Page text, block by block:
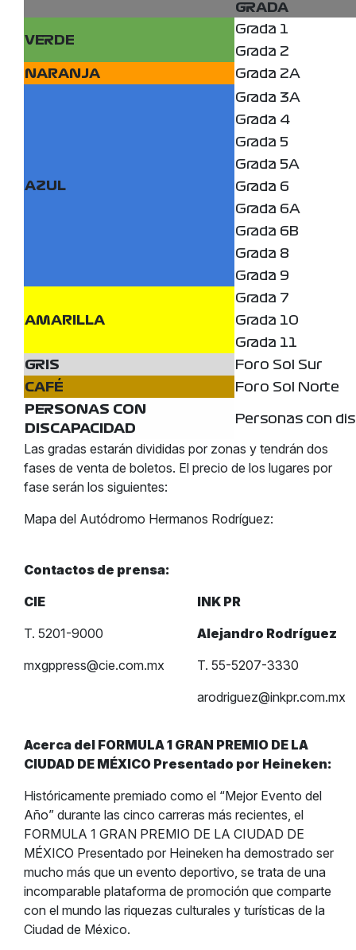
GRADA
VERDE
Grada 1
Grada 2
NARANJA
Grada 2A
AZUL
Grada 3A
Grada 4
Grada 5
Grada 5A
Grada 6
Grada 6A
Grada 6B
Grada 8
Grada 9
AMARILLA
Grada 7
Grada 10
Grada 11
GRIS
Foro Sol Sur
CAFÉ
Foro Sol Norte
PERSONAS CON
DISCAPACIDAD
Personas con
Las gradas estarán divididas por zonas y tendrán dos
fases de venta de boletos. El precio de los lugares por
fase serán los siguientes:
Mapa del Autódromo Hermanos Rodríguez:
Contactos de prensa:
CIE
T. 5201-9000
mxgppress@cie.com.mx
INK PR
Alejandro Rodríguez
T. 55-5207-3330
arodriguez@inkpr.com.mx
Acerca del FORMULA 1 GRAN PREMIO DE LA
CIUDAD DE MÉXICO Presentado por Heineken:
Históricamente premiado como el “Mejor Evento del
Año” durante las cinco carreras más recientes, el
FORMULA 1 GRAN PREMIO DE LA CIUDAD DE
MÉXICO Presentado por Heineken ha demostrado ser
mucho más que un evento deportivo, se trata de una
incomparable plataforma de promoción que comparte
con el mundo las riquezas culturales y turísticas de la
Ciudad de México.